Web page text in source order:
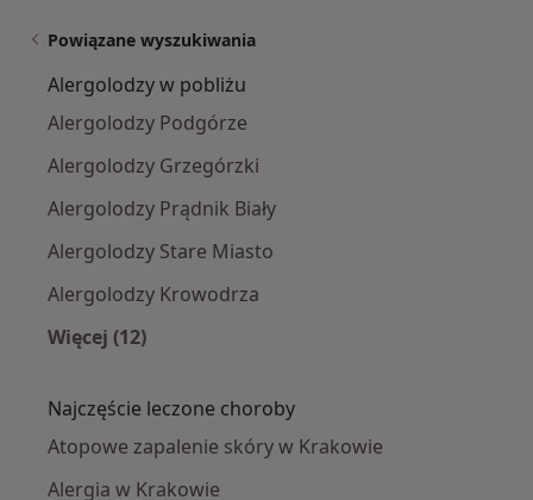
Powiązane wyszukiwania
Alergolodzy w pobliżu
Alergolodzy Podgórze
Alergolodzy Grzegórzki
Alergolodzy Prądnik Biały
Alergolodzy Stare Miasto
Alergolodzy Krowodrza
Więcej (12)
Najczęście leczone choroby
Atopowe zapalenie skóry w Krakowie
Alergia w Krakowie